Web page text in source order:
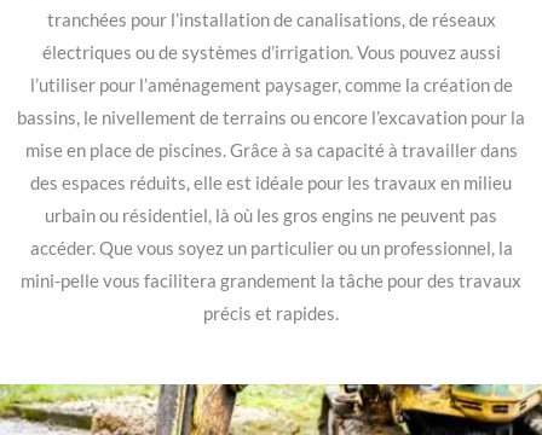
tranchées pour l’installation de canalisations, de réseaux
électriques ou de systèmes d’irrigation. Vous pouvez aussi
l’utiliser pour l’aménagement paysager, comme la création de
bassins, le nivellement de terrains ou encore l’excavation pour la
mise en place de piscines. Grâce à sa capacité à travailler dans
des espaces réduits, elle est idéale pour les travaux en milieu
urbain ou résidentiel, là où les gros engins ne peuvent pas
accéder. Que vous soyez un particulier ou un professionnel, la
mini-pelle vous facilitera grandement la tâche pour des travaux
précis et rapides.